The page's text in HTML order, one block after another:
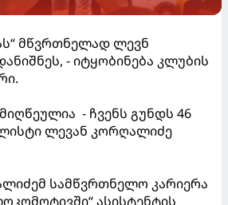
მწვრთნელად ლევნ
- იტყობინება კლუბის
- ჩვენს გუნდს 46
ლევან კორღალიძე
სამწვრთნელო კარიერა
ასისტენტის